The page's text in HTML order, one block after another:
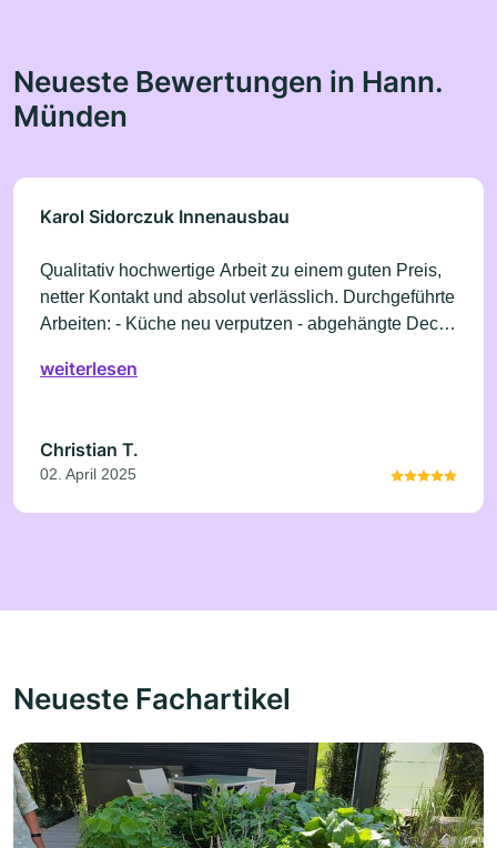
Neueste Bewertungen in Hann.
Münden
Karol Sidorczuk Innenausbau
Qualitativ hochwertige Arbeit zu einem guten Preis,
netter Kontakt und absolut verlässlich. Durchgeführte
Arbeiten: - Küche neu verputzen - abgehängte Decke
Bodenbelag, Verlegen eines neues Bodenbelag
weiterlesen
Christian T.
02. April 2025
Neueste Fachartikel